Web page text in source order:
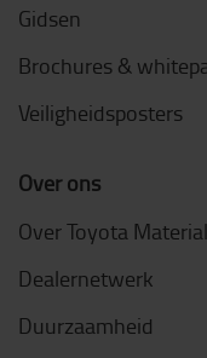
Gidsen
Brochures &
Veiligheidsposters
Over ons
Over Toyota
Dealernetwerk
Duurzaamheid